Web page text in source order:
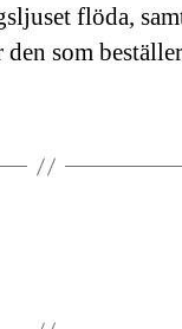
flöda,
som